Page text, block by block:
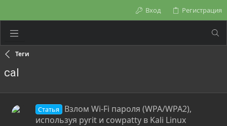
Вход Регистрация
Теги
cal
Статья
Взлом Wi-Fi пароля (WPA/WPA2),
используя pyrit и cowpatty в Kali Linux